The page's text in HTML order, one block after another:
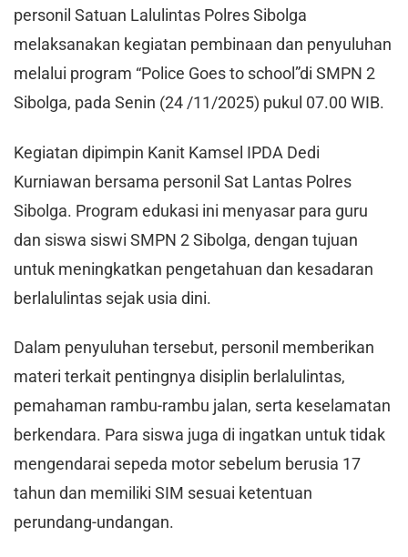
personil Satuan Lalulintas Polres Sibolga
melaksanakan kegiatan pembinaan dan penyuluhan
melalui program “Police Goes to school”di SMPN 2
Sibolga, pada Senin (24 /11/2025) pukul 07.00 WIB.
Kegiatan dipimpin Kanit Kamsel IPDA Dedi
Kurniawan bersama personil Sat Lantas Polres
Sibolga. Program edukasi ini menyasar para guru
dan siswa siswi SMPN 2 Sibolga, dengan tujuan
untuk meningkatkan pengetahuan dan kesadaran
berlalulintas sejak usia dini.
Dalam penyuluhan tersebut, personil memberikan
materi terkait pentingnya disiplin berlalulintas,
pemahaman rambu-rambu jalan, serta keselamatan
berkendara. Para siswa juga di ingatkan untuk tidak
mengendarai sepeda motor sebelum berusia 17
tahun dan memiliki SIM sesuai ketentuan
perundang-undangan.